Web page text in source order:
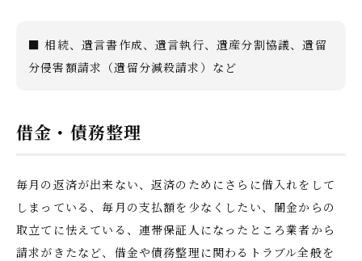
■ 相続、遺言書作成、遺言執行、遺産分割協議、遺留
分侵害額請求（遺留分減殺請求）など
借金・債務整理
毎月の返済が出来ない、返済のためにさらに借入れをして
しまっている、毎月の支払額を少なくしたい、闇金からの
取立てに怯えている、連帯保証人になったところ業者から
請求がきたなど、借金や債務整理に関わるトラブル全般を